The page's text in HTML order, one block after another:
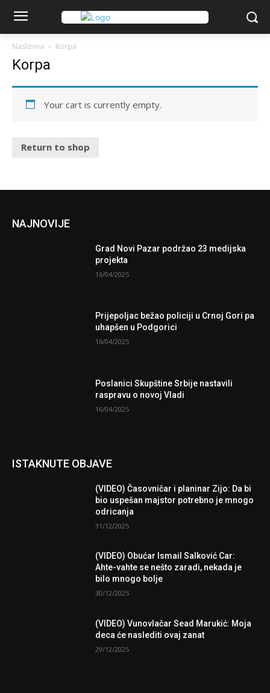
Naslovna Korpa
Korpa
Your cart is currently empty.
Return to shop
NAJNOVIJE
Grad Novi Pazar podržao 23 medijska
projekta
16/04/2025
Prijepoljac bežao policiji u Crnoj Gori pa
uhapšen u Podgorici
16/04/2025
Poslanici Skupštine Srbije nastavili
raspravu o novoj Vladi
16/04/2025
ISTAKNUTE OBJAVE
(VIDEO) Časovničar i planinar Zijo: Da bi
bio uspešan majstor potrebno je mnogo
odricanja
31/12/2025
(VIDEO) Obućar Ismail Salković Car:
Ahte-vahte se nešto zaradi, nekada je
bilo mnogo bolje
30/12/2025
(VIDEO) Vunovlačar Sead Marukić: Moja
deca će naslediti ovaj zanat
29/12/2025